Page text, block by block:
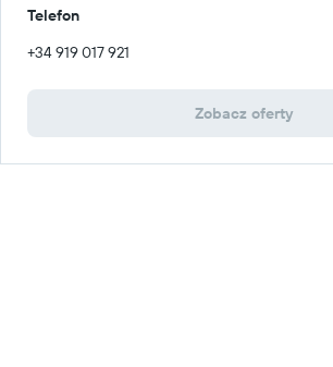
Telefon
+34 919 017 921
Zobacz oferty